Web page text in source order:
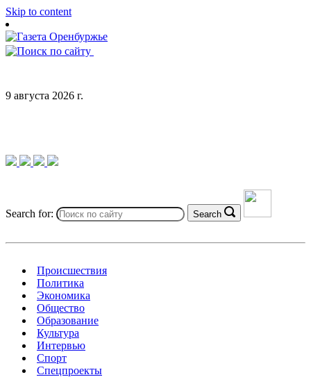
Skip to content
9 августа 2026 г.
Search for: Search
Происшествия
Политика
Экономика
Общество
Образование
Культура
Интервью
Спорт
Спецпроекты